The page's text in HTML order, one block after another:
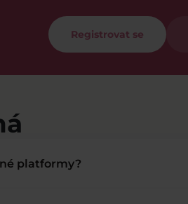
Registrovat se
platformy?